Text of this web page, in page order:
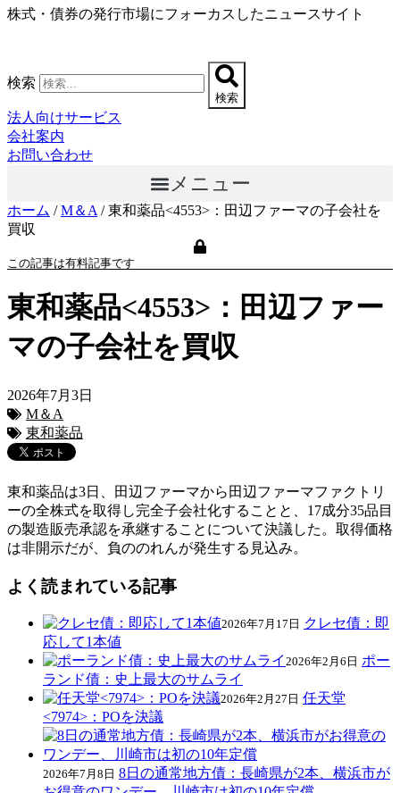
コ
ツ
に
ス
キ
ッ
株式・債券の発行市場にフォーカスしたニュースサイト
検索
検索
法人向けサービス
会社案内
お問い合わせ
メニュー
ホーム /M＆A /東和薬品<4553>：田辺ファーマの子会社を
買収
この記事は有料記事です
東和薬品<4553>：田辺ファー
マの子会社を買収
2026年7月3日
M＆A
東和薬品
東和薬品は3日、田辺ファーマから田辺ファーマファクトリ
ーの全株式を取得し完全子会社化することと、17成分35品目
の製造販売承認を承継することについて決議した。取得価格
は非開示だが、負ののれんが発生する見込み。
よく読まれている記事
2026年7月17日 クレセ債：即
応して1本値
2026年2月6日 ポー
ランド債：史上最大のサムライ
2026年2月27日 任天堂
<7974>：POを決議
2026年7月8日 8日の通常地方債：長崎県が2本、横浜市が